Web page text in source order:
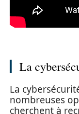
La
La
nombreuses
cherchent à